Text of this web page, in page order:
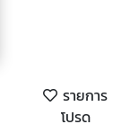
รายการ
โปรด